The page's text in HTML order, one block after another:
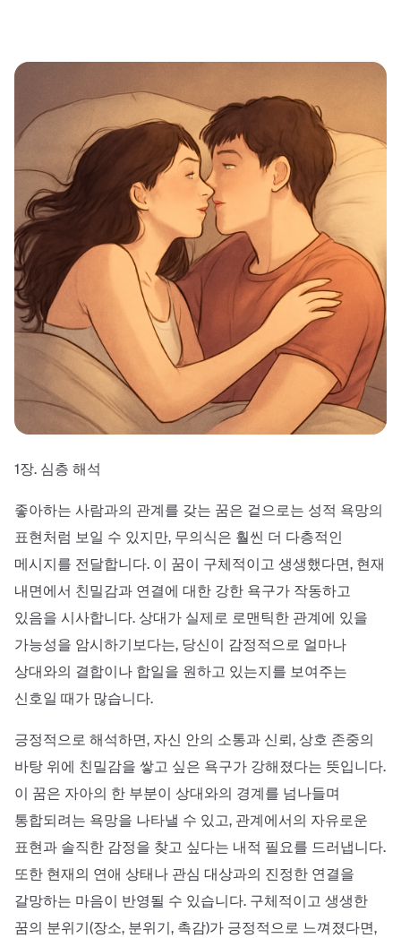
1장. 심층 해석
좋아하는 사람과의 관계를 갖는 꿈은 겉으로는 성적 욕망의
표현처럼 보일 수 있지만, 무의식은 훨씬 더 다층적인
메시지를 전달합니다. 이 꿈이 구체적이고 생생했다면, 현재
내면에서 친밀감과 연결에 대한 강한 욕구가 작동하고
있음을 시사합니다. 상대가 실제로 로맨틱한 관계에 있을
가능성을 암시하기보다는, 당신이 감정적으로 얼마나
상대와의 결합이나 합일을 원하고 있는지를 보여주는
신호일 때가 많습니다.
긍정적으로 해석하면, 자신 안의 소통과 신뢰, 상호 존중의
바탕 위에 친밀감을 쌓고 싶은 욕구가 강해졌다는 뜻입니다.
이 꿈은 자아의 한 부분이 상대와의 경계를 넘나들며
통합되려는 욕망을 나타낼 수 있고, 관계에서의 자유로운
표현과 솔직한 감정을 찾고 싶다는 내적 필요를 드러냅니다.
또한 현재의 연애 상태나 관심 대상과의 진정한 연결을
갈망하는 마음이 반영될 수 있습니다. 구체적이고 생생한
꿈의 분위기(장소, 분위기, 촉감)가 긍정적으로 느껴졌다면,